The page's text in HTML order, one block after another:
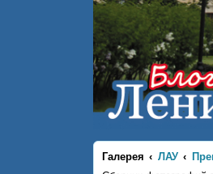
Галерея ЛАУ